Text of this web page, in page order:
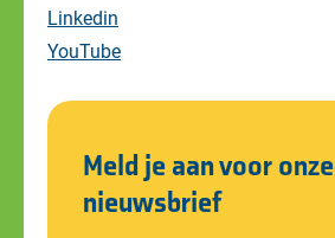
Linkedin
YouTube
Meld je aan voor onze
nieuwsbrief